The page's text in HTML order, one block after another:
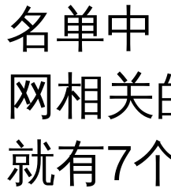
名单中
网相
就有7